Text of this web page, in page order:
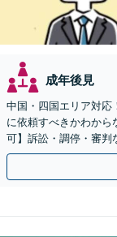
成年後見
中国・四国エリア対応
に依頼すべきかわから
可】訴訟・調停・審判
相談無料】初回面談の